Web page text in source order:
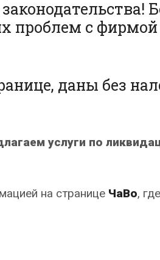
законодательства!
проблем с
даны без
услуги по
на странице ЧаВо,